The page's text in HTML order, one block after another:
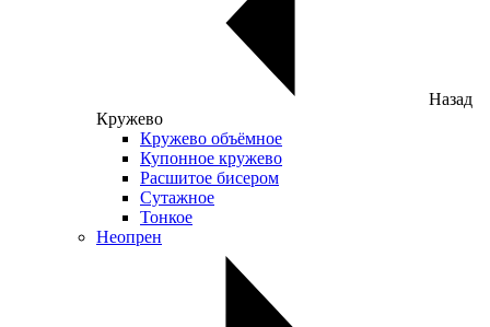
Назад
Кружево
Кружево объёмное
Купонное кружево
Расшитое бисером
Сутажное
Тонкое
Неопрен